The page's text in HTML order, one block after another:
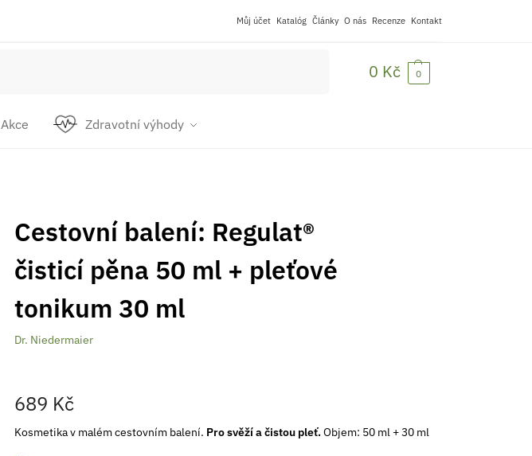
Můj účet Katalóg Články O nás Recenze Kontakt
0 Kč 0
Akce Zdravotní výhody
Cestovní balení: Regulat®
čisticí pěna 50 ml + pleťové
tonikum 30 ml
Dr. Niedermaier
689 Kč
Kosmetika v malém cestovním balení. Pro svěží a čistou pleť.Objem: 50 ml + 30 ml